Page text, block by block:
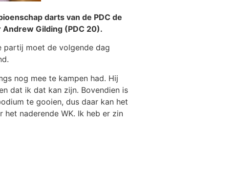
darts van de PDC de
Gilding (PDC 20).
partij moet de volgende dag
nog mee te kampen had. Hij
dat ik dat kan zijn. Bovendien is
te gooien, dus daar kan het
naderende WK. Ik heb er zin